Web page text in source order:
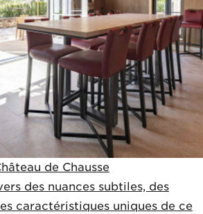
de Chausse
des nuances subtiles, des
caractéristiques uniques de ce